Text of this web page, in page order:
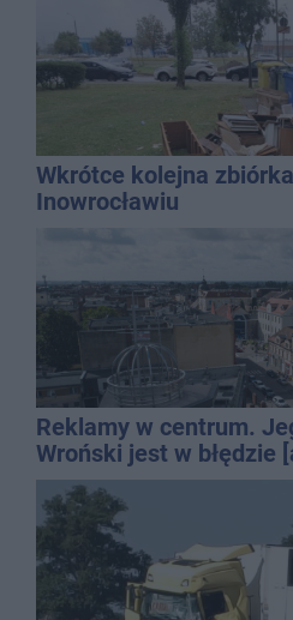
Wkrótce kolejna
Inowrocławiu
Reklamy w centrum.
Wroński jest w błędzie